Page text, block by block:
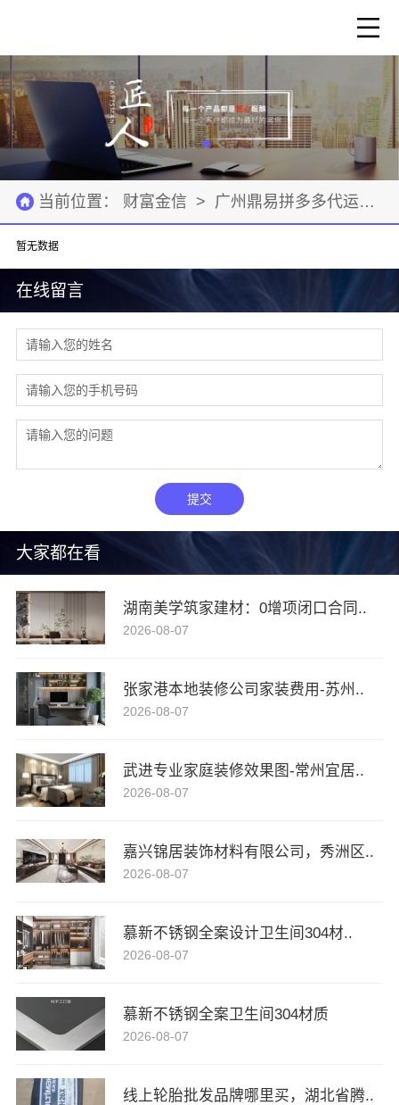
当前位置： 财富金信 > 广州鼎易拼多多代运营
大家都在看
湖南美学筑家建材：0增项闭口合同..
2026-08-07
张家港本地装修公司家装费用-苏州..
2026-08-07
武进专业家庭装修效果图-常州宜居..
2026-08-07
嘉兴锦居装饰材料有限公司，秀洲区..
2026-08-07
慕新不锈钢全案设计卫生间304材..
2026-08-07
慕新不锈钢全案卫生间304材质
2026-08-07
线上轮胎批发品牌哪里买，湖北省腾..
在线留言
提交
暂无数据